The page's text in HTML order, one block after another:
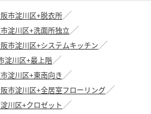
市淀川区+脱衣所
淀川区+洗面所独立
市淀川区+システムキッチン
淀川区+最上階
淀川区+東南向き
市淀川区+全居室フローリング
川区+クロゼット